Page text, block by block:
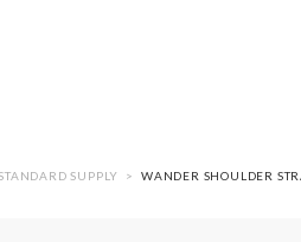
SUPPLY WANDER SHOULDER